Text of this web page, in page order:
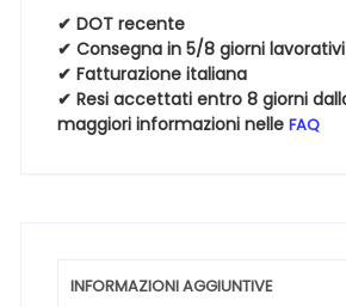
55
16
99W
quantità
✔ DOT recente
✔ Consegna in 5/8 giorni lavorativi
✔ Fatturazione italiana
✔ Resi accettati entro 8 giorni
maggiori informazioni nelleFAQ
INFORMAZIONI AGGIUNTIVE